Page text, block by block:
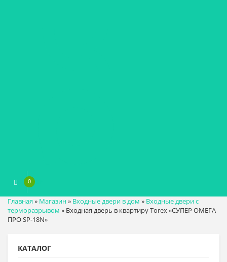
0
Главная » Магазин» Входные двери в дом » Входные двери с
терморазрывом » Входная дверь в квартиру Torex «СУПЕР ОМЕГА
ПРО SP-18N»
КАТАЛОГ